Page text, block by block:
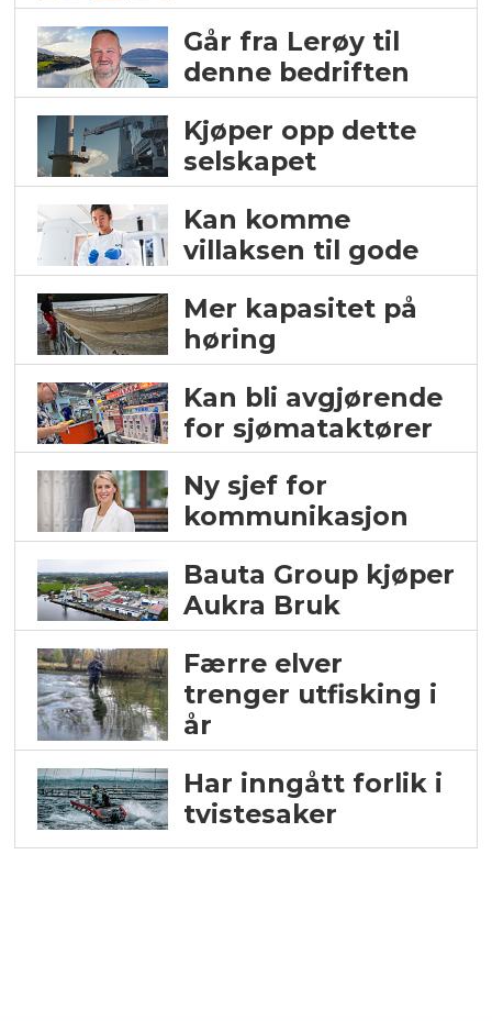
Går fra Lerøy til
denne bedriften
Kjøper opp dette
selskapet
Kan komme
villaksen til gode
Mer kapasitet på
høring
Kan bli avgjørende
for sjømataktører
Ny sjef for
kommunikasjon
Bauta Group kjøper
Aukra Bruk
Færre elver
trenger utfisking i
år
Har inngått forlik i
tvistesaker